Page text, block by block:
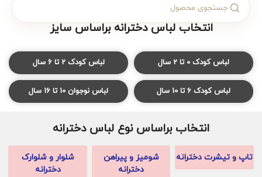
انتخاب لباس دخترانه براساس سایز
لباس کودک 0 تا 2 سال لباس کودک 2 تا 6 سال
لباس کودک 6 تا 10 سال لباس نوجوان 10 تا 16 سال
انتخاب براساس نوع لباس دخترانه
تاپ و تیشرت دخترانه
شومیز و پیراهن
دخترانه
شلوار و شلوارک
دخترانه